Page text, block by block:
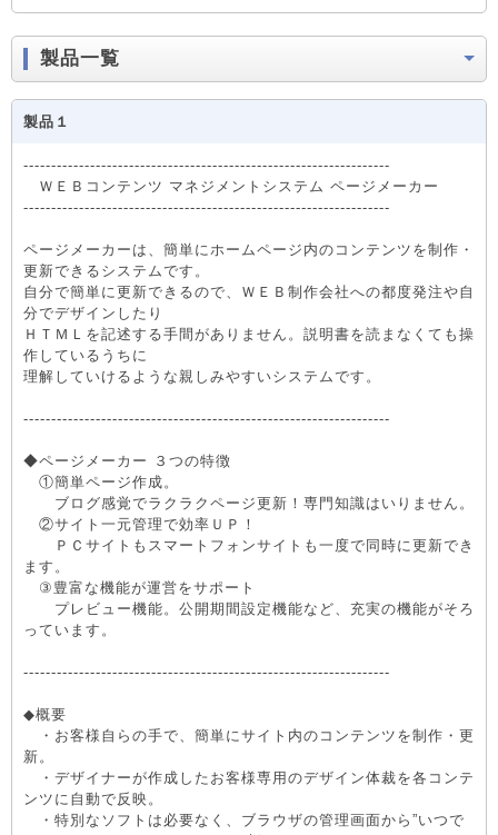
製品一覧
製品１
------------------------------------------------------------------
ＷＥＢコンテンツ マネジメントシステム ページメーカー
------------------------------------------------------------------
ページメーカーは、簡単にホームページ内のコンテンツを制作・
更新できるシステムです。
自分で簡単に更新できるので、ＷＥＢ制作会社への都度発注や自
分でデザインしたり
ＨＴＭＬを記述する手間がありません。説明書を読まなくても操
作しているうちに
理解していけるような親しみやすいシステムです。
------------------------------------------------------------------
◆ページメーカー ３つの特徴
①簡単ページ作成。
ブログ感覚でラクラクページ更新！専門知識はいりません。
②サイト一元管理で効率ＵＰ！
ＰＣサイトもスマートフォンサイトも一度で同時に更新でき
ます。
③豊富な機能が運営をサポート
プレビュー機能。公開期間設定機能など、充実の機能がそろ
っています。
------------------------------------------------------------------
◆概要
・お客様自らの手で、簡単にサイト内のコンテンツを制作・更
新。
・デザイナーが作成したお客様専用のデザイン体裁を各コンテ
ンツに自動で反映。
・特別なソフトは必要なく、ブラウザの管理画面から”いつで